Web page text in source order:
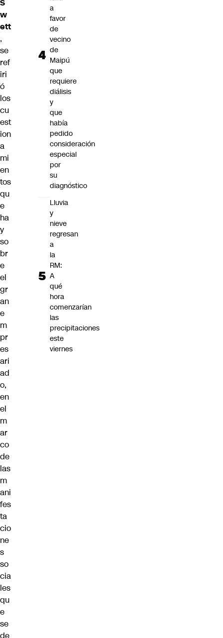
S
w
ett
,
se
ref
iri
ó
los
cu
est
ion
a
mi
en
tos
qu
e
ha
y
so
br
e
el
gr
an
e
m
pr
es
ari
ad
o,
en
el
m
ar
co
de
las
m
ani
fes
ta
cio
ne
s
so
cia
les
qu
e
se
de
a
favor
de
vecino
de
Maipú
que
requiere
diálisis
y
que
había
pedido
consideración
especial
por
su
diagnóstico
Lluvia
y
nieve
regresan
a
la
RM:
A
qué
hora
comenzarían
las
precipitaciones
este
viernes